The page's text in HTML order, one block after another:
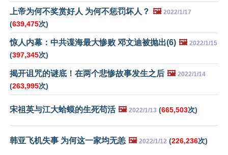
上帝为何不奖赏好人 为何不惩罚坏人？ 🖼️ 2022/1/17
(639,475次)
惊人内幕：中共谍海最大惨败 邓文迪被抛出(6) 🖼️ 2022/1/15
(397,345次)
揭开诅咒的谜底！在两个悲惨故事发生之后 🖼️ 2022/1/14
(263,995次)
宋祖英与江大蛤蟆的生死苟活 🖼️ 2022/1/13 (665,503次)
韩亚飞机失事 为何这一家均无恙 🖼️ 2022/1/12 (226,236次)